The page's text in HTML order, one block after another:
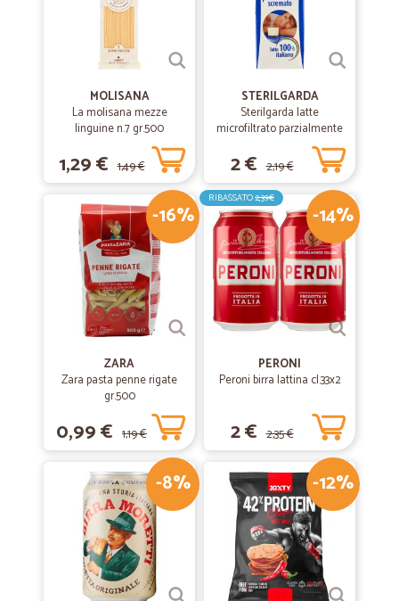
MOLISANA
La molisana mezze
linguine n.7 gr.500
1,29 € 1,49 €
STERILGARDA
Sterilgarda latte
microfiltrato parzialmente
2 € 2,19 €
-16%
ZARA
Zara pasta penne rigate
gr.500
0,99 € 1,19 €
-14%
RIBASSATO2,39€
PERONI
Peroni birra lattina cl.33x2
2 € 2,35 €
-8% -12%